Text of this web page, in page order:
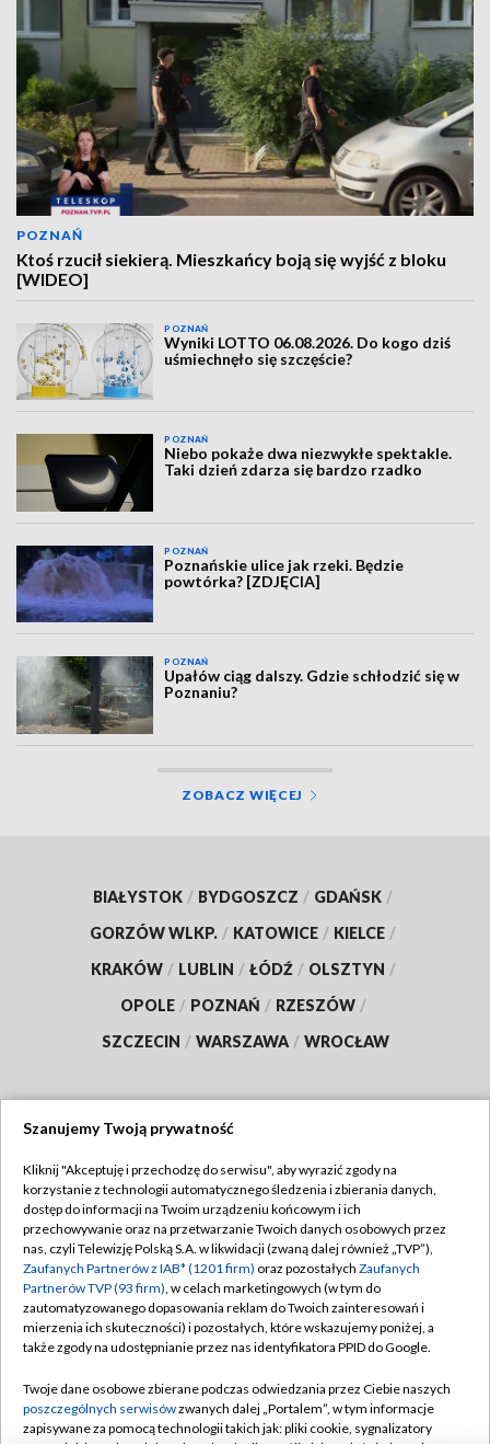
POZNAŃ
Ktoś rzucił siekierą. Mieszkańcy boją się wyjść z bloku
[WIDEO]
POZNAŃ
Wyniki LOTTO 06.08.2026. Do kogo dziś
uśmiechnęło się szczęście?
POZNAŃ
Niebo pokaże dwa niezwykłe spektakle.
Taki dzień zdarza się bardzo rzadko
POZNAŃ
Poznańskie ulice jak rzeki. Będzie
powtórka? [ZDJĘCIA]
POZNAŃ
Upałów ciąg dalszy. Gdzie schłodzić się w
Poznaniu?
ZOBACZ WIĘCEJ
BIAŁYSTOK / BYDGOSZCZ / GDAŃSK /
GORZÓW WLKP. / KATOWICE / KIELCE /
KRAKÓW / LUBLIN / ŁÓDŹ / OLSZTYN /
OPOLE / POZNAŃ / RZESZÓW /
SZCZECIN / WARSZAWA / WROCŁAW
TVP
Abonament TVP
Emisja w TVP
Centrum informacji TVP
Naziemna Telewizja Cyfrowa
Rada Programowa
Regulamin TVP
Polityka prywatności
Moje zgody
Pomoc
Kontakt
Szanujemy Twoją prywatność
Kliknij "Akceptuję i przechodzę do serwisu", aby wyrazić zgody na
korzystanie z technologii automatycznego śledzenia i zbierania danych,
dostęp do informacji na Twoim urządzeniu końcowym i ich
przechowywanie oraz na przetwarzanie Twoich danych osobowych przez
nas, czyli Telewizję Polską S.A. w likwidacji (zwaną dalej również „TVP”),
Zaufanych Partnerów z IAB* (1201 firm) oraz pozostałych Zaufanych
Partnerów TVP (93 firm), w celach marketingowych (w tym do
zautomatyzowanego dopasowania reklam do Twoich zainteresowań i
mierzenia ich skuteczności) i pozostałych, które wskazujemy poniżej, a
także zgody na udostępnianie przez nas identyfikatora PPID do Google.
Twoje dane osobowe zbierane podczas odwiedzania przez Ciebie naszych
poszczególnych serwisówzwanych dalej „Portalem”, w tym informacje
zapisywane za pomocą technologii takich jak: pliki cookie, sygnalizatory